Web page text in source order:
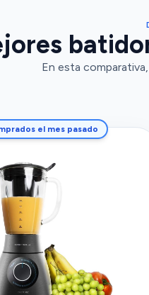
En esta
el mes pasado